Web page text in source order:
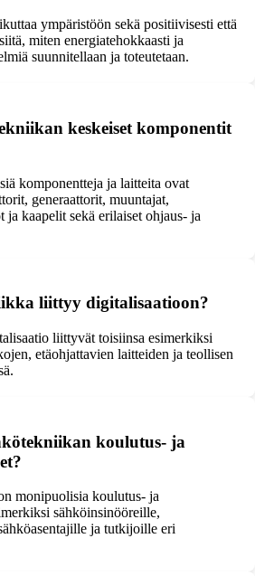
ympäristöön sekä positiivisesti että
miten energiatehokkaasti ja
suunnitellaan ja toteutetaan.
keskeiset komponentit
komponentteja ja laitteita ovat
generaattorit, muuntajat,
ja kaapelit sekä erilaiset ohjaus- ja
liittyy digitalisaatioon?
liittyvät toisiinsa esimerkiksi
etäohjattavien laitteiden ja teollisen
koulutus- ja
monipuolisia koulutus- ja
sähköinsinööreille,
ja tutkijoille eri